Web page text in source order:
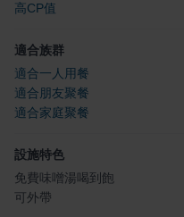
高CP值
適合族群
適合一人用餐
適合朋友聚餐
適合家庭聚餐
設施特色
免費味噌湯喝到飽
可外帶